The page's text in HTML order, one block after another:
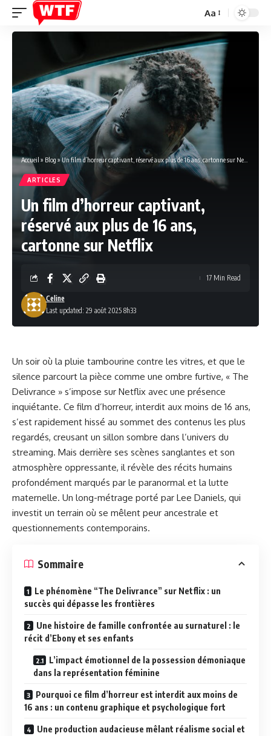
Font
Resizer
Aa
Accueil » Blog »Un film d’horreur captivant, réservé aux plus de 16 ans, cartonne sur Netflix
ARTICLES
Un film d’horreur captivant,
réservé aux plus de 16 ans,
cartonne sur Netflix
Last updated: 29 août 2025 8h33
Celine
17 Min Read
Un soir où la pluie tambourine contre les vitres, et que le
silence parcourt la pièce comme une ombre furtive, « The
Delivrance » s’impose sur Netflix avec une présence
inquiétante. Ce film d’horreur, interdit aux moins de 16 ans,
s’est rapidement hissé au sommet des contenus les plus
regardés, creusant un sillon sombre dans l’univers du
streaming. Mais derrière ses scènes sanglantes et son
atmosphère oppressante, il révèle des récits humains
profondément marqués par le paranormal et la lutte
maternelle. Un long-métrage porté par Lee Daniels, qui
investit un terrain où se mêlent peur ancestrale et
questionnements contemporains.
Sommaire
Le phénomène “The Delivrance” sur Netflix : un
succès qui dépasse les frontières
Une histoire de famille confrontée au surnaturel : le
récit d’Ebony et ses enfants
L’impact émotionnel de la possession démoniaque
dans la représentation féminine
Pourquoi ce film d’horreur est interdit aux moins de
16 ans : un contenu graphique et psychologique fort
Une production audacieuse mêlant réalisme social et